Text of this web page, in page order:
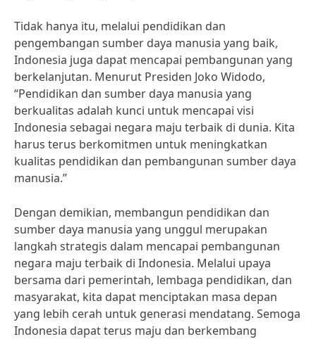
Tidak hanya itu, melalui pendidikan dan
pengembangan sumber daya manusia yang baik,
Indonesia juga dapat mencapai pembangunan yang
berkelanjutan. Menurut Presiden Joko Widodo,
“Pendidikan dan sumber daya manusia yang
berkualitas adalah kunci untuk mencapai visi
Indonesia sebagai negara maju terbaik di dunia. Kita
harus terus berkomitmen untuk meningkatkan
kualitas pendidikan dan pembangunan sumber daya
manusia.”
Dengan demikian, membangun pendidikan dan
sumber daya manusia yang unggul merupakan
langkah strategis dalam mencapai pembangunan
negara maju terbaik di Indonesia. Melalui upaya
bersama dari pemerintah, lembaga pendidikan, dan
masyarakat, kita dapat menciptakan masa depan
yang lebih cerah untuk generasi mendatang. Semoga
Indonesia dapat terus maju dan berkembang